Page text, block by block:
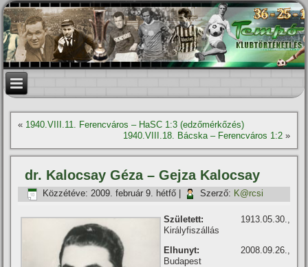
« 1940.VIII.11. Ferencváros – HaSC 1:3 (edzőmérkőzés)
1940.VIII.18. Bácska – Ferencváros 1:2»
dr. Kalocsay Géza – Gejza Kalocsay
Közzétéve: 2009. február 9. hétfő Szerző: K@rcsi
Született: 1913.05.30.,
Királyfiszállás
Elhunyt: 2008.09.26.,
Budapest